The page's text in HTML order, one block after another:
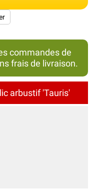
commandes de
frais de livraison.
arbustif 'Tauris'